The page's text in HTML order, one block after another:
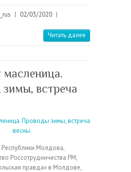
| 02/03/2020 |
Читать далее
встреча
Республики Молдова,
Россотрудничества РМ,
правда» в Молдове,